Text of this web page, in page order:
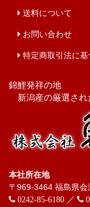
送料について
お問い合わせ
特定商取引法に
錦鯉発祥の地
新潟産の厳選され
本社所在地
〒969-3464 福島県
0242-85-6180 ／